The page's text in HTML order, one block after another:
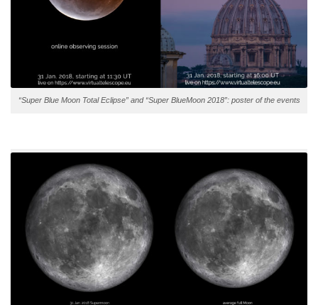
“Super Blue Moon Total Eclipse” and “Super BlueMoon 2018”: poster of the events